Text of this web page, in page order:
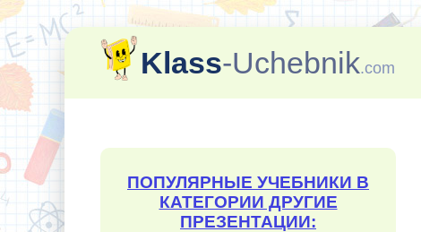
Klass-Uchebnik.com
ПОПУЛЯРНЫЕ УЧЕБНИКИ В
КАТЕГОРИИ ДРУГИЕ
ПРЕЗЕНТАЦИИ: